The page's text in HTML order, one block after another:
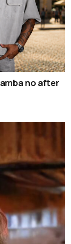
no after